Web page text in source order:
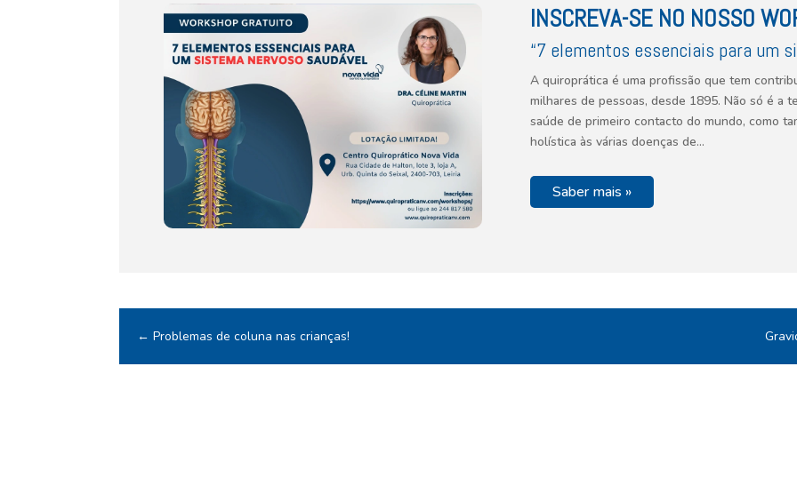
INSCREVA-SE NO NOSSO
“7 elementos essenciais para um
A quiroprática é uma profissão que tem
milhares de pessoas, desde 1895. Não só é a
saúde de primeiro contacto do mundo, como
holística às várias doenças de…
Saber mais »
←Problemas de coluna nas crianças!